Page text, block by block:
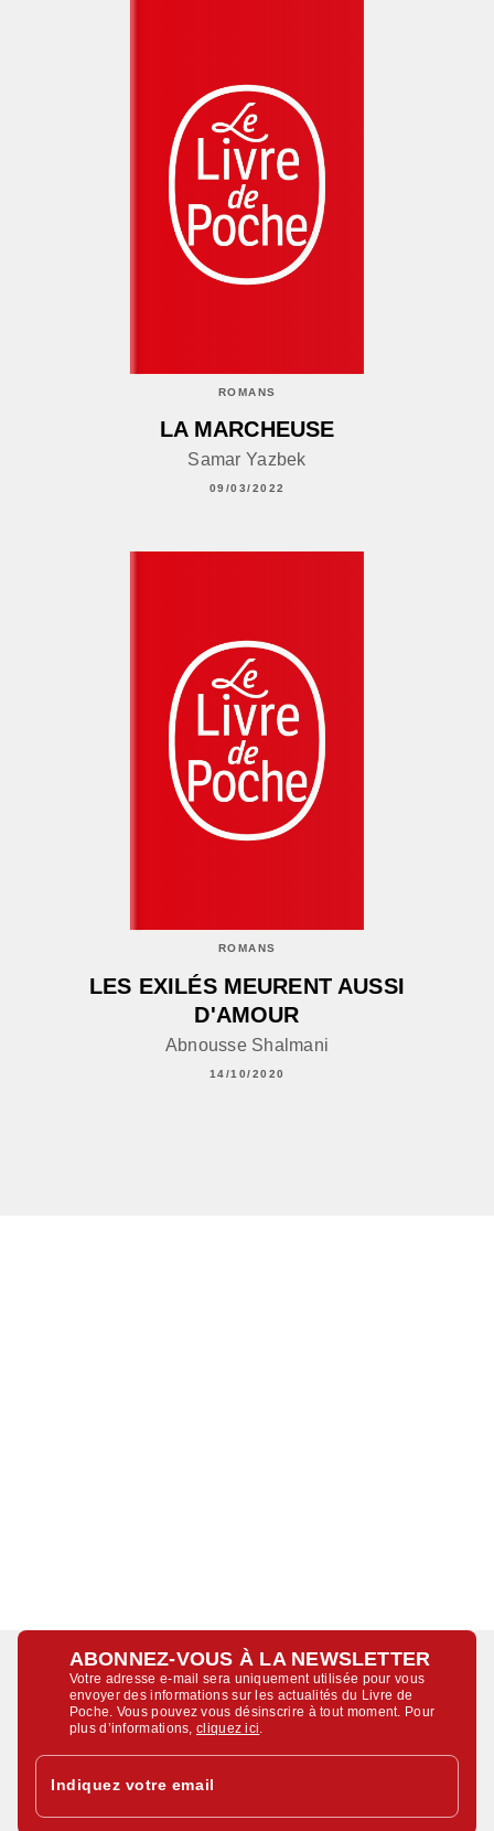
ROMANS
LA MARCHEUSE
Samar Yazbek
09/03/2022
ROMANS
LES EXILÉS MEURENT AUSSI
D'AMOUR
Abnousse Shalmani
14/10/2020
ABONNEZ-VOUS À LA NEWSLETTER
Votre adresse e-mail sera uniquement utilisée pour vous
envoyer des informations sur les actualités du Livre de
Poche. Vous pouvez vous désinscrire à tout moment. Pour
plus d’informations,cliquez ici
Indiquez votre email